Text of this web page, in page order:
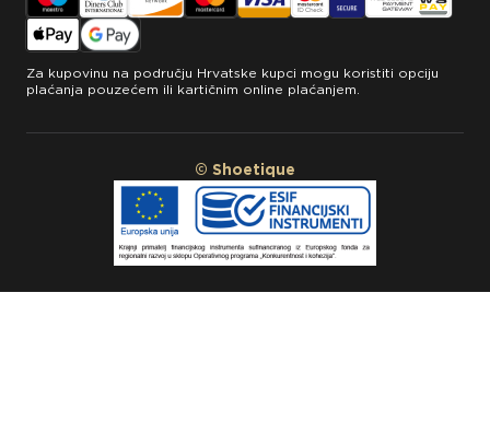
Za kupovinu na području Hrvatske kupci mogu koristiti opciju
plaćanja pouzećem ili kartičnim online plaćanjem.
© Shoetique